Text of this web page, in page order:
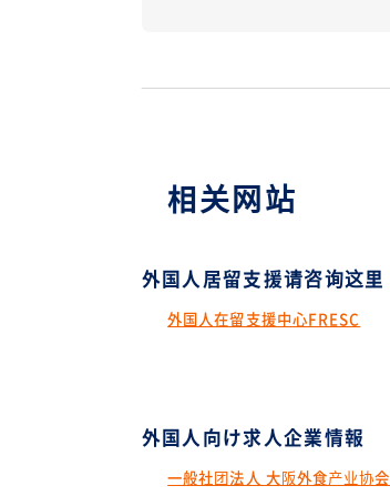
相关网站
外国人居留支援请咨询这里
外国人在留支援中心FRESC
外国人向け求人企業情報
一般社团法人 大阪外食产业协会